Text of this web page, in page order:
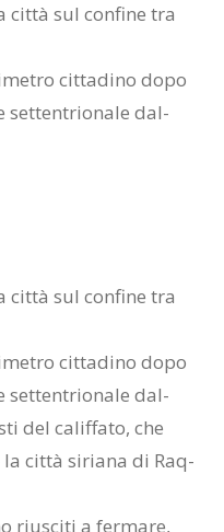
cit­tà sul con­fi­ne tra
cit­ta­di­no dopo
set­ten­trio­na­le dal­
cit­tà sul con­fi­ne tra
cit­ta­di­no dopo
set­ten­trio­na­le dal­
del ca­lif­fa­to, che
cit­tà si­ria­na di Raq­
riu­sci­ti a fer­ma­re,